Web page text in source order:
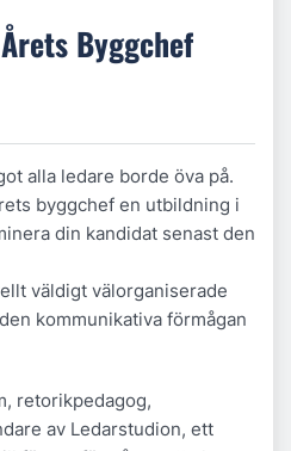
Byggchef
alla ledare borde öva på.
byggchef en utbildning i
din kandidat senast den
väldigt välorganiserade
kommunikativa förmågan
retorikpedagog,
av Ledarstudion, ett